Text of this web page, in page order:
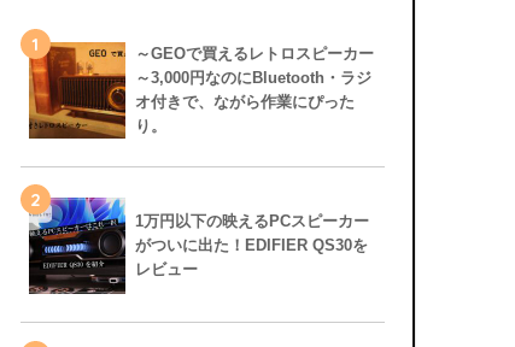
1
～GEOで買えるレトロスピーカー
～3,000円なのにBluetooth・ラジ
オ付きで、ながら作業にぴった
り。
2
1万円以下の映えるPCスピーカー
がついに出た！EDIFIER QS30を
レビュー